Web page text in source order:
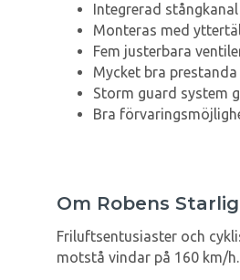
Integrerad stångkanal
Monteras med
Fem justerbara
Mycket bra
Storm guard system
Bra
Om Robens
Friluftsentusiaster och
motstå vindar på 160 km/h.